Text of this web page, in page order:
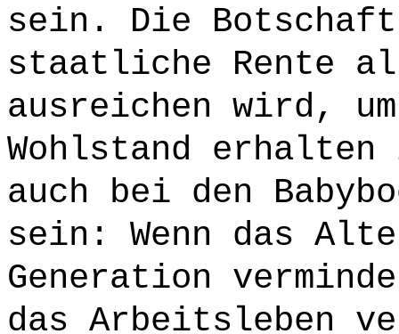
sein. Die
staatliche Rente
ausreichen wird,
Wohlstand
auch bei den
sein: Wenn das
Generation
das Arbeitsleben